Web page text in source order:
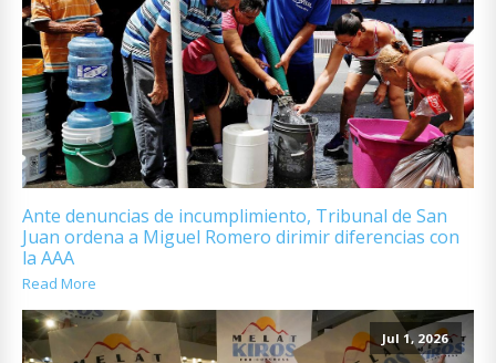
Ante denuncias de incumplimiento, Tribunal de San
Juan ordena a Miguel Romero dirimir diferencias con
la AAA
Read More
Jul 1, 2026